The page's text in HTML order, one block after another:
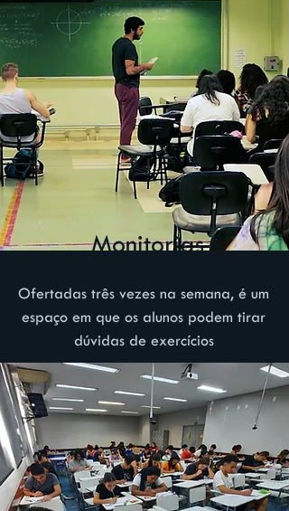
Monitorias
Ofertadas três vezes na semana, é um
espaço em que os alunos podem tirar
dúvidas de exercícios